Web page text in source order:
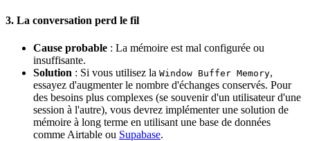
3. La conversation perd le fil
Cause probable : La mémoire est mal configurée ou
insuffisante.
Solution : Si vous utilisez la Window Buffer Memory,
essayez d'augmenter le nombre d'échanges conservés. Pour
des besoins plus complexes (se souvenir d'un utilisateur d'une
session à l'autre), vous devrez implémenter une solution de
mémoire à long terme en utilisant une base de données
comme Airtable ou Supabase.